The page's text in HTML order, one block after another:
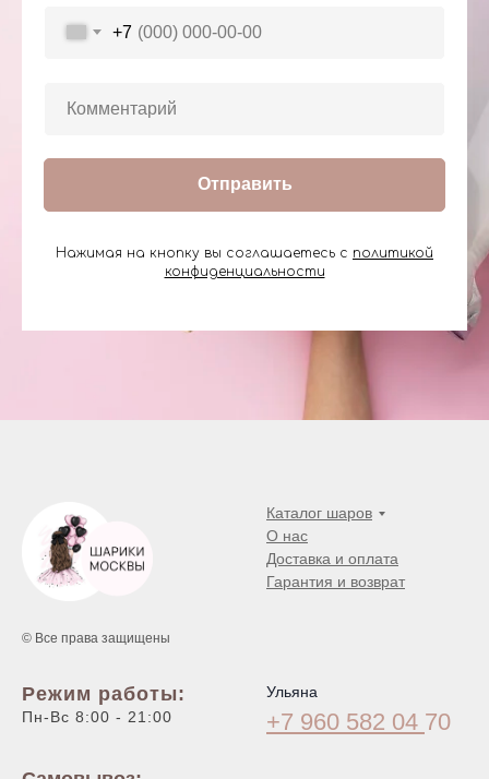
+7
Отправить
Нажимая на кнопку вы соглашаетесь с политикой
конфиденциальности
© Все права защищены
Каталог шаров
О нас
Доставка и оплата
Гарантия и возврат
Режим работы:
Пн-Вс 8:00 - 21:00
Ульяна
+7 960 582 04 70